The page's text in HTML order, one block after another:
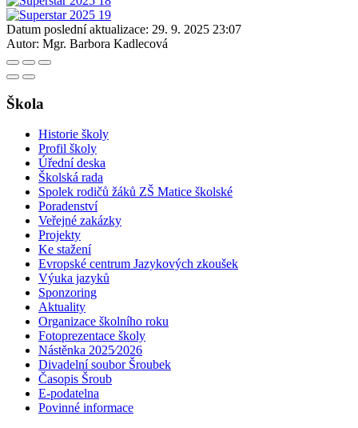
Datum poslední aktualizace: 29. 9. 2025 23:07
Autor: Mgr. Barbora Kadlecová
Škola
Historie školy
Profil školy
Úřední deska
Školská rada
Spolek rodičů žáků ZŠ Matice školské
Poradenství
Veřejné zakázky
Projekty
Ke stažení
Evropské centrum Jazykových zkoušek
Výuka jazyků
Sponzoring
Aktuality
Organizace školního roku
Fotoprezentace školy
Nástěnka 2025⁄2026
Divadelní soubor Šroubek
Časopis Šroub
E-podatelna
Povinné informace